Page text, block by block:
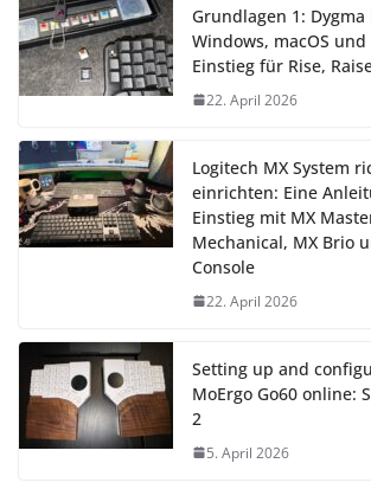
Grundlagen 1:
Windows, macOS
Einstieg für Rise,
22. April 2026
Logitech MX System
einrichten: Eine
Einstieg mit MX
Mechanical, MX Brio
Console
22. April 2026
Setting up and
MoErgo Go60 online:
2
5. April 2026